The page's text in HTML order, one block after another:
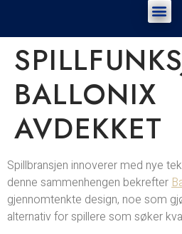
BALLONIX
AVDEKKET
Spillbransjen innoverer med nye
denne sammenhengen bekrefter
gjennomtenkte design, noe som
alternativ for spillere som søker